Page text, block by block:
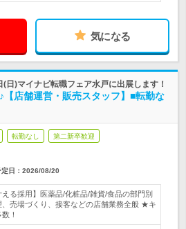
気になる
日)マイナビ転職フェア水戸に出展します！
【店舗運営・販売スタッフ】■転勤な
転勤なし 第二新卒歓迎
日： 2026/08/20
える採用】医薬品/化粧品/雑貨/食品の部門別
、売場づくり、接客などの店舗業務全般 ★キ
！